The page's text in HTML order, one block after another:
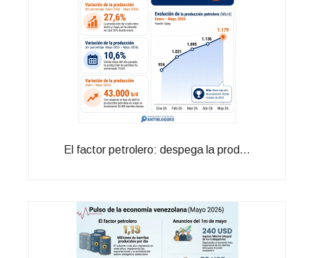
El factor petrolero: despega la prod...